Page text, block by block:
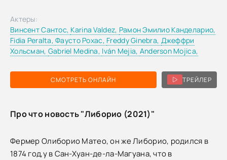
СМОТРЕТЬ ОНЛАЙН ТРЕЙЛЕР
Актеры:
Винсент Сантос, Karina Valdez, Рамон Эмилио Канделарио,
Fidia Peralta,Фаусто Рохас, Freddy Ginebra, Джеффри
Хольсман, Gabriel Medina, Iván Mejia, Anderson Mojica,
Про что новость "Либорио (2021)"
Фермер Олиборио Матео, он же Либорио, родился в
1874 год,у в Сан-Хуан-де-ла-Магуана, что в